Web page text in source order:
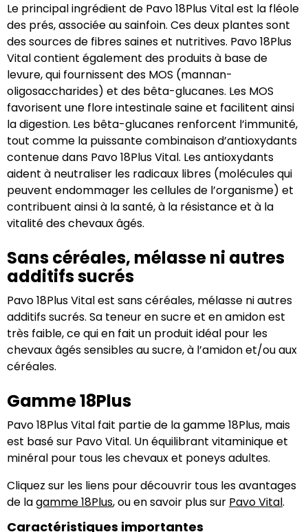
Le principal ingrédient de Pavo 18Plus Vital est la fléole
des prés, associée au sainfoin. Ces deux plantes sont
des sources de fibres saines et nutritives. Pavo 18Plus
Vital contient également des produits à base de
levure, qui fournissent des MOS (mannan-
oligosaccharides) et des bêta-glucanes. Les MOS
favorisent une flore intestinale saine et facilitent ainsi
la digestion. Les bêta-glucanes renforcent l’immunité,
tout comme la puissante combinaison d’antioxydants
contenue dans Pavo 18Plus Vital. Les antioxydants
aident à neutraliser les radicaux libres (molécules qui
peuvent endommager les cellules de l’organisme) et
contribuent ainsi à la santé, à la résistance et à la
vitalité des chevaux âgés.
Sans céréales, mélasse ni autres
additifs sucrés
Pavo 18Plus Vital est sans céréales, mélasse ni autres
additifs sucrés. Sa teneur en sucre et en amidon est
très faible, ce qui en fait un produit idéal pour les
chevaux âgés sensibles au sucre, à l’amidon et/ou aux
céréales.
Gamme 18Plus
Pavo 18Plus Vital fait partie de la gamme 18Plus, mais
est basé sur Pavo Vital. Un équilibrant vitaminique et
minéral pour tous les chevaux et poneys adultes.
Cliquez sur les liens pour découvrir tous les avantages
de lagamme 18Plus, ou en savoir plus sur Pavo Vital.
Caractéristiques importantes